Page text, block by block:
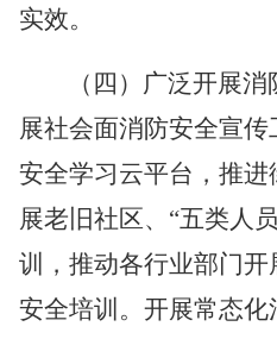
实效。
（四） 广泛开展消
展社会面消防安全宣
安全学习云平台，推
展老旧社区、 “五类人
训，推动各行业部门
安全培训。 开展常态化